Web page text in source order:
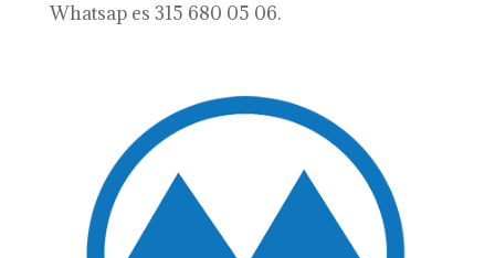
Whatsap es 315 680 05 06.